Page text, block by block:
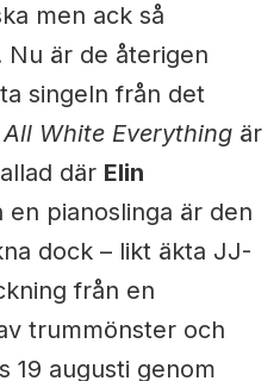
men ack så
Nu är de återigen
singeln från det
All White Everything är
där Elin
en pianoslinga är den
dock – likt äkta JJ-
från en
trummönster och
19 augusti genom